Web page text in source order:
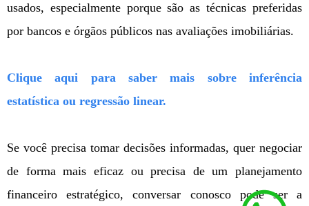
usados, especialmente porque são as técnicas preferidas
por bancos e órgãos públicos nas avaliações imobiliárias.
Clique aqui para saber mais sobre inferência
estatística ou regressão linear.
Se você precisa tomar decisões informadas, quer negociar
de forma mais eficaz ou precisa de um planejamento
financeiro estratégico, conversar conosco pode ser a